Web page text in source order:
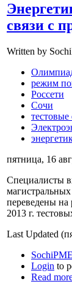
связи с
Written by
режим
Россети
Сочи
тестовые
пятница, 16
Специалисты
переведены на
2013 г.
Last Updated
Login to
Read